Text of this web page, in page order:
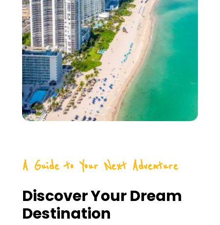
A Guide to Your Next Adventure
Discover Your Dream
Destination